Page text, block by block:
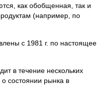
как обобщенная, так и
(например, по
с 1981 г. по настоящее
в течение нескольких
состоянии рынка в